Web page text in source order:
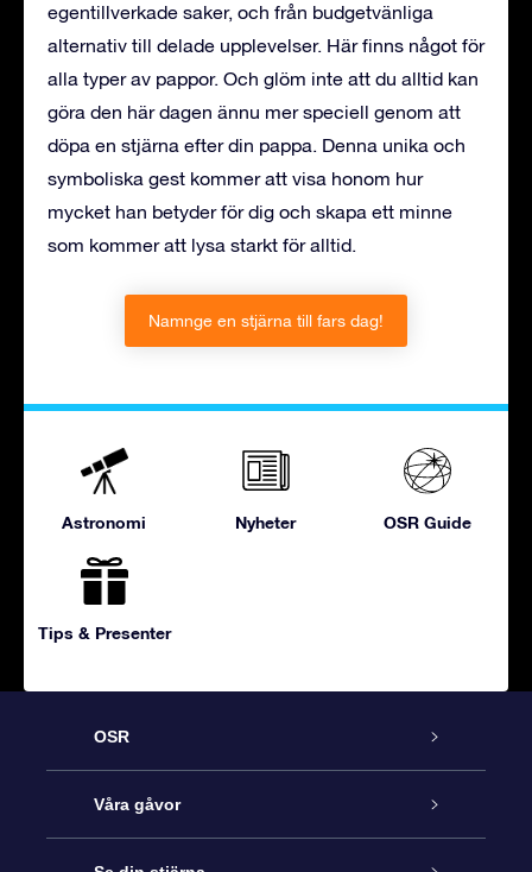
egentillverkade saker, och från budgetvänliga
alternativ till delade upplevelser. Här finns något för
alla typer av pappor. Och glöm inte att du alltid kan
göra den här dagen ännu mer speciell genom att
döpa en stjärna efter din pappa. Denna unika och
symboliska gest kommer att visa honom hur
mycket han betyder för dig och skapa ett minne
som kommer att lysa starkt för alltid.
Namnge en stjärna till fars dag!
Astronomi Nyheter OSR Guide
Tips & Presenter
OSR
Kundtjänst
Våra gåvor